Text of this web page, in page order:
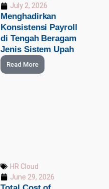
July 2, 2026
Menghadirkan
Konsistensi Payroll
di Tengah Beragam
Jenis Sistem Upah
Read More
HR Cloud
June 29, 2026